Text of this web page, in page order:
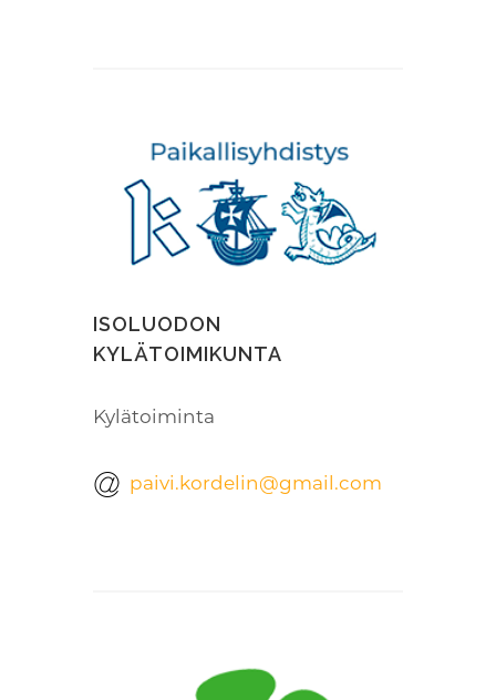
ISOLUODON
KYLÄTOIMIKUNTA
Kylätoiminta
paivi.kordelin@gmail.com